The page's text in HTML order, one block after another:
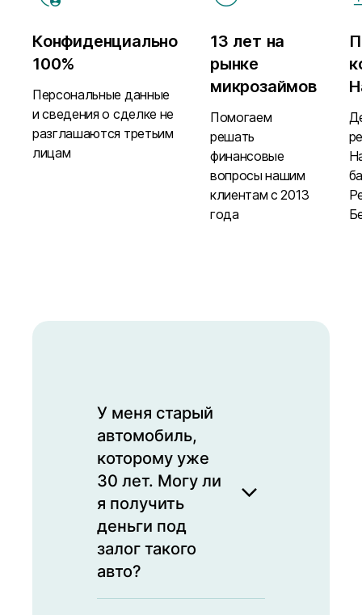
Конфиденциально
100%
Персональные данные
и сведения о сделке не
разглашаются третьим
лицам
13 лет на
рынке
микрозаймов
Помогаем
решать
финансовые
вопросы нашим
клиентам с 2013
года
У меня старый
автомобиль,
которому уже
30 лет. Могу ли
я получить
деньги под
залог такого
авто?